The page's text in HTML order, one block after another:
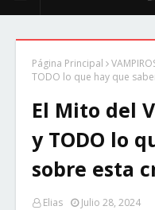
Página Principal
TODO lo que hay que
El Mito del
y TODO lo
sobre esta
Elias Julio 28, 2024